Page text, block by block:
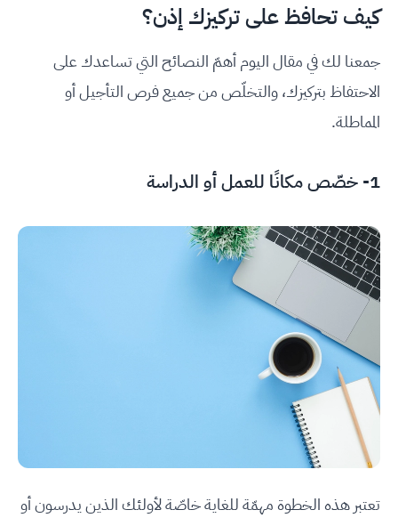
كيف تحافظ على تركيزك إذن؟
جمعنا لك في مقال اليوم أهمّ النصائح التي تساعدك على
الاحتفاظ بتركيزك، والتخلّص من جميع فرص التأجيل أو
المماطلة.
1- خصّص مكانًا للعمل أو الدراسة
تعتبر هذه الخطوة مهمّة للغاية خاصّة لأولئك الذين يدرسون أو